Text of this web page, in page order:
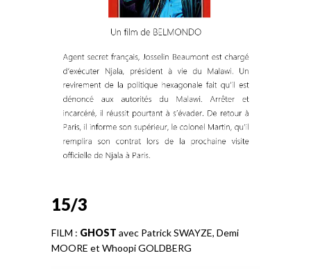
15/3
FILM : GHOST avec Patrick SWAYZE, Demi
MOORE et Whoopi GOLDBERG